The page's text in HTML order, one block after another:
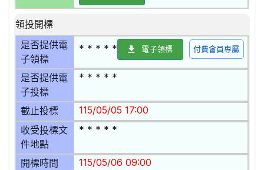
領投開標
是否提供電
子領標
* * * * * 電子領標 付費會員專屬
是否提供電
子投標
* * * * *
截止投標 115/05/05 17:00
收受投標文
件地點
* * * * *
開標時間 115/05/06 09:00